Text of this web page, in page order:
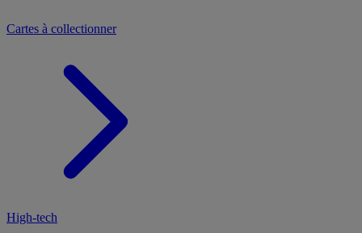
Cartes à collectionner
High-tech